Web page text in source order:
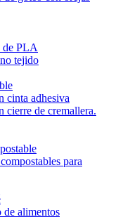
de PLA
tejido
cinta adhesiva
cierre de cremallera.
para
de alimentos